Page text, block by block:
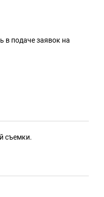
в подаче заявок на
съемки.